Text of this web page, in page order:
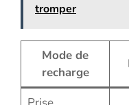
tromper
Mode de
recharge